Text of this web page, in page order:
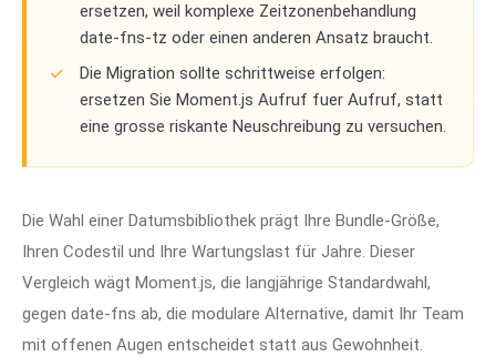
ersetzen, weil komplexe Zeitzonenbehandlung
date-fns-tz oder einen anderen Ansatz braucht.
Die Migration sollte schrittweise erfolgen:
ersetzen Sie Moment.js Aufruf fuer Aufruf, statt
eine grosse riskante Neuschreibung zu versuchen.
Die Wahl einer Datumsbibliothek prägt Ihre Bundle-Größe,
Ihren Codestil und Ihre Wartungslast für Jahre. Dieser
Vergleich wägt Moment.js, die langjährige Standardwahl,
gegen date-fns ab, die modulare Alternative, damit Ihr Team
mit offenen Augen entscheidet statt aus Gewohnheit.